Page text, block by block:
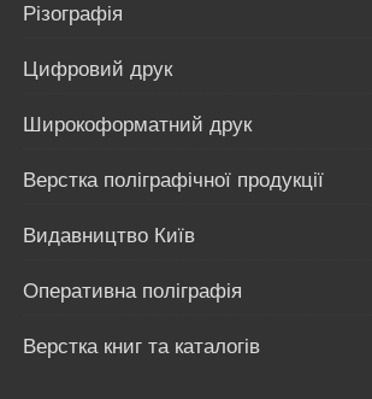
Різографія
Цифровий друк
Широкоформатний друк
Верстка поліграфічної продукції
Видавництво Київ
Оперативна поліграфія
Верстка книг та каталогів